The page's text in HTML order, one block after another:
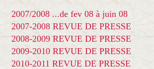
2007/2008 ...de fev 08 à juin 08
2007-2008 REVUE DE PRESSE
2008-2009 REVUE DE PRESSE
2009-2010 REVUE DE PRESSE
2010-2011 REVUE DE PRESSE